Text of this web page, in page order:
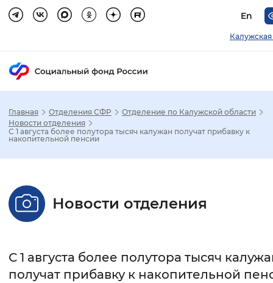
En
Калужская
Стандартный Увеличенный
Без засечек С засечками
Главная Отделения СФР
Отделение по Калужской области
Новости отделения
С 1 августа более полутора тысяч калужан получат прибавку к
накопительной пенсии
Новости отделения
С 1 августа более полутора тысяч
получат прибавку к накопительной